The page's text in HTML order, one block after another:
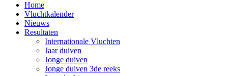
Home
Vluchtkalender
Nieuws
Resultaten
Internationale Vluchten
Jaar duiven
Jonge duiven
Jonge duiven 3de reeks